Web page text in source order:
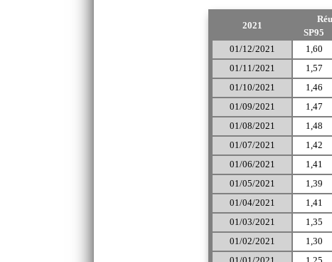
2021
SP95
01/12/2021
1,60
01/11/2021
1,57
01/10/2021
1,46
01/09/2021
1,47
01/08/2021
1,48
01/07/2021
1,42
01/06/2021
1,41
01/05/2021
1,39
01/04/2021
1,41
01/03/2021
1,35
01/02/2021
1,30